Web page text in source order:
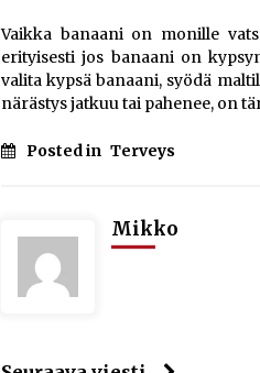
Vaikka banaani on monille
erityisesti jos banaani on
valita kypsä banaani, syödä
närästys jatkuu tai pahenee, on
Posted in Terveys
Mikko